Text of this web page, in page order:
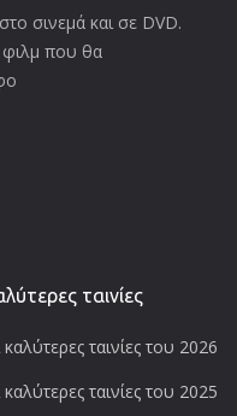
σινεμά και σε DVD.
φιλμ που θα
ταινίες
καλύτερες ταινίες του 2026
καλύτερες ταινίες του 2025